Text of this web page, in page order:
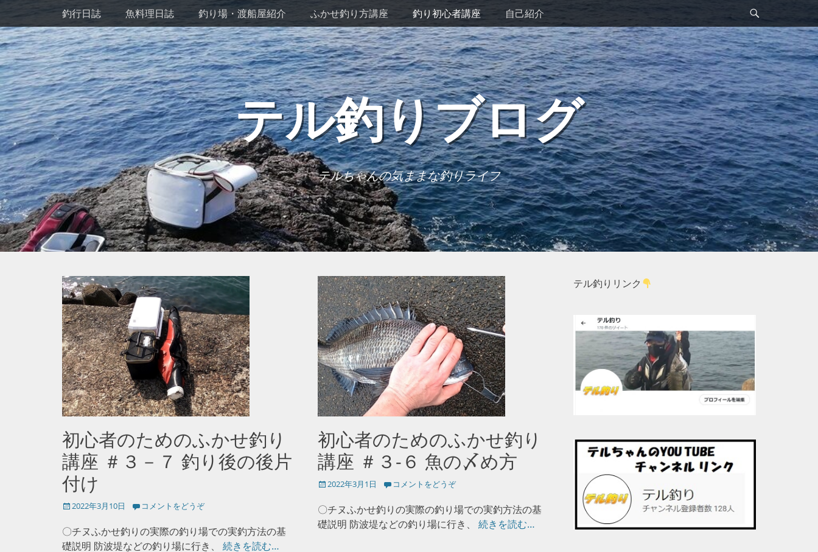
コ
テ
ン
ツ
へ
ス
キ
ッ
プ
メインメニュー
釣行日誌 魚料理日誌 釣り場・渡船屋紹介 ふかせ釣り方講座 釣り初心者講座 自己紹介
テル釣りブログ
テルちゃんの気ままな釣りライフ
初心者のためのふかせ釣り
講座 ＃３－７ 釣り後の後片
付け
投
日
2022年3月10日 コメントをどうぞ
〇チヌふかせ釣りの実際の釣り場での実釣方法の基
礎説明 防波堤などの釣り場に行き、 続きを読む…
初心者のためのふかせ釣り
講座 ＃３-６ 魚の〆め方
投
日
2022年3月1日 コメントをどうぞ
〇チヌふかせ釣りの実際の釣り場での実釣方法の基
礎説明 防波堤などの釣り場に行き、 続きを読む…
テル釣りリンク